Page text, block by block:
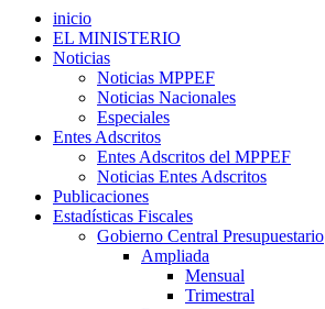
inicio
EL MINISTERIO
Noticias
Noticias MPPEF
Noticias Nacionales
Especiales
Entes Adscritos
Entes Adscritos del MPPEF
Noticias Entes Adscritos
Publicaciones
Estadísticas Fiscales
Gobierno Central Presupuestario
Ampliada
Mensual
Trimestral